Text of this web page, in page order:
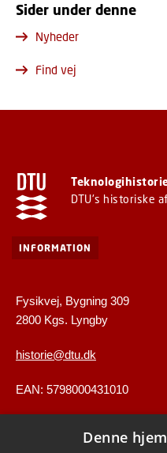
Sider under denne
Nyheder
Find vej
DTU's historiske
INFORMATION
Fysikvej, Bygning 309
2800 Kgs. Lyngby
historie@dtu.dk
EAN: 5798000431010
Denne